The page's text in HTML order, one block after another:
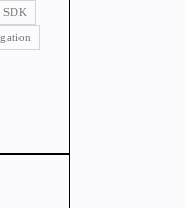
SDK